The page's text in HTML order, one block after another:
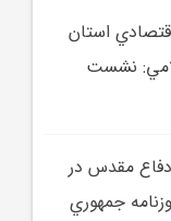
استان
نشست
دفاع مقدس در
جمهوري